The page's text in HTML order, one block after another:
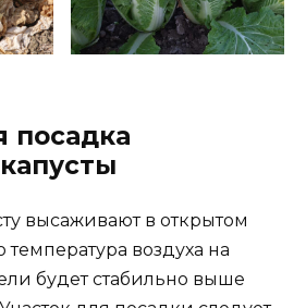
посадка
высаживают в открытом
температура воздуха на
будет стабильно выше